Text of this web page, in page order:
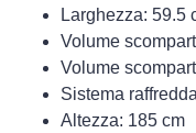
Larghezza: 59.5
Volume
Volume
Sistema
Altezza: 185 cm